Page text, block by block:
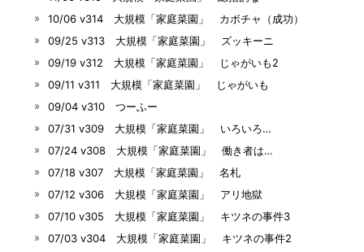
10/06 v314 大規模「家庭菜園」 カボチャ（成功）
09/25 v313 大規模「家庭菜園」 ズッキーニ
09/19 v312 大規模「家庭菜園」 じゃがいも2
09/11 v311 大規模「家庭菜園」 じゃがいも
09/04 v310 つーふー
07/31 v309 大規模「家庭菜園」 いろいろ…
07/24 v308 大規模「家庭菜園」 働き者は…
07/18 v307 大規模「家庭菜園」 名札
07/12 v306 大規模「家庭菜園」 アリ地獄
07/10 v305 大規模「家庭菜園」 キツネの事件3
07/03 v304 大規模「家庭菜園」 キツネの事件2